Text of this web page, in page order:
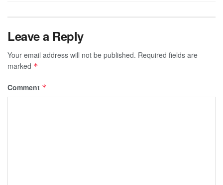
Leave a Reply
Your email address will not be published. Required fields are
marked *
Comment *